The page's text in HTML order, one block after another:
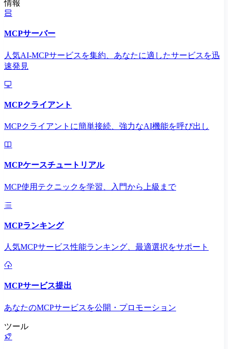
情報
MCPサーバー
人気AI-MCPサービスを集約、あなたに適したサービスを迅
速発見
MCPクライアント
MCPクライアントに簡単接続、強力なAI機能を呼び出し
MCPケースチュートリアル
MCP使用テクニックを学習、入門から上級まで
MCPランキング
人気MCPサービス性能ランキング、最適選択をサポート
MCPサービス提出
あなたのMCPサービスを公開・プロモーション
ツール